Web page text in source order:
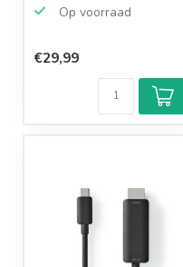
Op voorraad
€29,99